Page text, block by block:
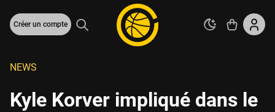
Créer un compte
NEWS
Kyle Korver impliqué dans le